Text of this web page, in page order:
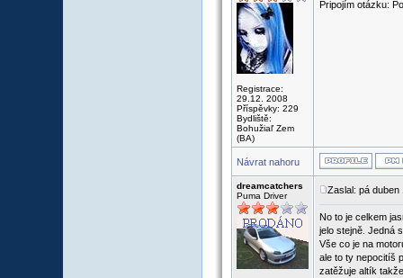
Registrace:
29.12. 2008
Příspěvky: 229
Bydliště:
Bohužiaľ Zem
(BA)
Pripojím otázku:
Návrat nahoru
dreamcatchers
Puma Driver
Zaslal: pá duben
No to je celkem
jelo stejně. Jedná
Vše co je na
ale to ty nepocitíš
zatěžuje altík